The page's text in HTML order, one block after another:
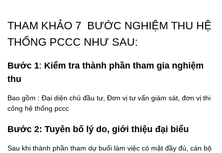
THAM KHẢO 7 BƯỚC NGHIỆM THU HỆ
THỐNG PCCC NHƯ SAU:
Bước 1: Kiểm tra thành phần tham gia nghiệm
thu
Bao gồm : Đại diện chủ đầu tư, Đơn vị tư vấn giám sát, đơn vị thi
công hệ thống pccc
Bước 2: Tuyên bố lý do, giới thiệu đại biểu
Sau khi thành phần tham dự buổi làm việc có mặt đầy đủ, cán bộ